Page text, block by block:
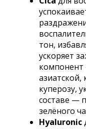
тон,
ускоряет
азиатской,
куперозу,
составе —
зелёного
Hyaluronic